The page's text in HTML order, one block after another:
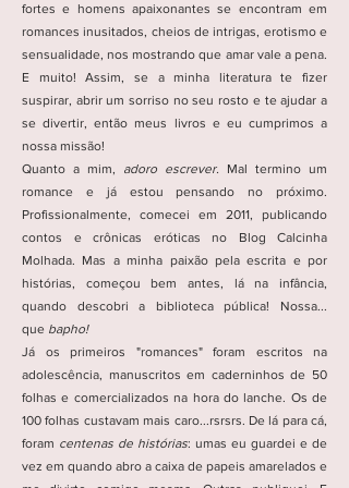
fortes e homens apaixonantes se encontram em
romances inusitados, cheios de intrigas, erotismo e
sensualidade, nos mostrando que amar vale a pena.
E muito! Assim, se a minha literatura te fizer
suspirar, abrir um sorriso no seu rosto e te ajudar a
se divertir, então meus livros e eu cumprimos a
nossa missão!
Quanto a mim, adoro escrever. Mal termino um
romance e já estou pensando no próximo.
Profissionalmente, comecei em 2011, publicando
contos e crônicas eróticas no Blog Calcinha
Molhada. Mas a minha paixão pela escrita e por
histórias, começou bem antes, lá na infância,
quando descobri a biblioteca pública! Nossa...
que bapho!
Já os primeiros "romances" foram escritos na
adolescência, manuscritos em caderninhos de 50
folhas e comercializados na hora do lanche. Os de
100 folhas custavam mais caro...rsrsrs. De lá para cá,
foram centenas de histórias: umas eu guardei e de
vez em quando abro a caixa de papeis amarelados e